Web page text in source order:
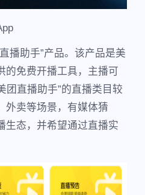
播助手”产品。该产品是美
的免费开播工具，主播可
团直播助手”的直播类目较
外卖等场景，有媒体猜
生态，并希望通过直播实